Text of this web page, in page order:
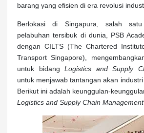
barang yang efisien di era revolusi
Berlokasi di Singapura, salah
pelabuhan tersibuk di dunia, PSB
dengan CILTS (The Chartered
Transport Singapore),
untuk bidang Logistics and Supply
untuk menjawab tantangan akan industri
Berikut ini adalah keunggulan-
Logistics and Supply Chain Management